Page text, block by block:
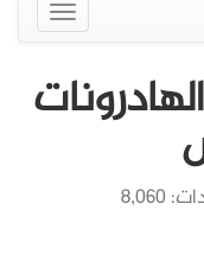
عرض
القائمة